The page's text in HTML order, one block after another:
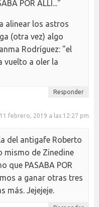
POR ALLÍ..."
alinear los astros
(otra vez) algo
Rodríguez: "el
vuelto a oler la
Responder
11 febrero, 2019 a las 12:27 pm
del antigafe Roberto
mismo de Zinedine
que PASABA POR
a ganar otras tres
más. Jejejeje.